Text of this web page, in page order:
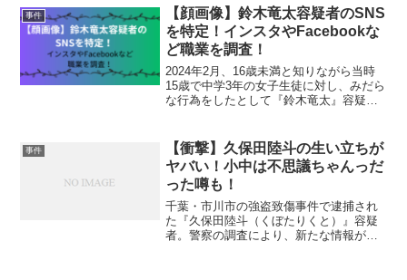
三田恭弘容疑者について見ていきましょ
う。三田恭弘への事件詳...
事件
【顔画像】鈴木竜太容疑者のSNS
を特定！インスタやFacebookな
ど職業を調査！
2024年2月、16歳未満と知りながら当時
15歳で中学3年の女子生徒に対し、みだら
な行為をしたとして『鈴木竜太』容疑者
竜太容疑者について見ていきましょう。
鈴木竜太の事...
事件
【衝撃】久保田陸斗の生い立ちが
ヤバい！小中は不思議ちゃんっだ
った噂も！
千葉・市川市の強盗致傷事件で逮捕され
た『久保田陸斗（くぼたりくと）』容疑
者。警察の調査により、新たな情報が明